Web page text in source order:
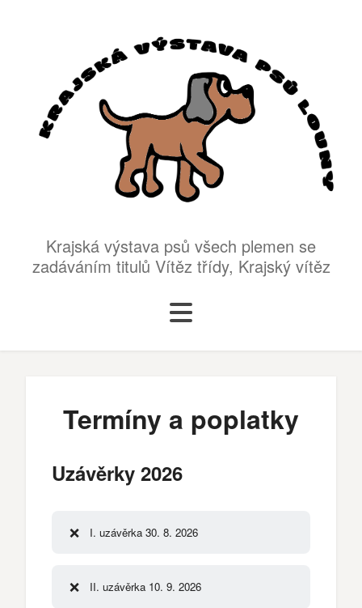
Krajská výstava psů všech plemen se
zadáváním titulů Vítěz třídy, Krajský vítěz
Termíny a poplatky
Uzávěrky 2026
❌ I. uzávěrka 30. 8. 2026
❌ II. uzávěrka 10. 9. 2026